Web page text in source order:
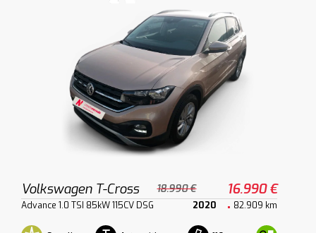
Volkswagen T-Cross 18.990 € 16.990 €
Advance 1.0 TSI 85kW 115CV DSG 2020 82.909 km